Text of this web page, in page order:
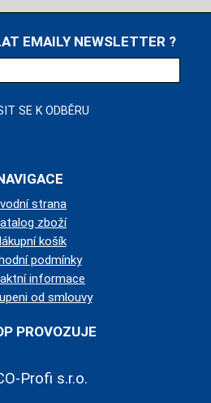
EMAILY NEWSLETTER ?
strana
zboží
košík
podmínky
informace
od smlouvy
PROVOZUJE
Profi s.r.o.